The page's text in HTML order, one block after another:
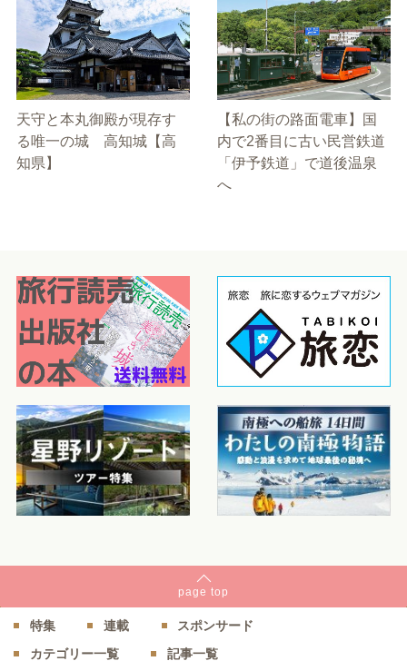
天守と本丸御殿が現存す
る唯一の城 高知城【高
知県】
【私の街の路面電車】国
内で2番目に古い民営鉄道
「伊予鉄道」で道後温泉
へ
page top
特集 連載
スポンサード
カテゴリー一覧
記事一覧